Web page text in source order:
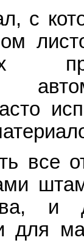
с
все
для